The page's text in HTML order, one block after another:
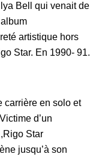
Bell qui venait de
artistique hors
Star. En 1990- 91.
carrière en solo et
d’un
Star
jusqu’à son